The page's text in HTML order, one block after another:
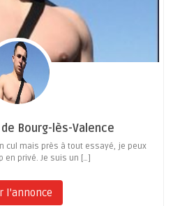
Bourg-lès-Valence
cul mais près à tout essayé, je peux
en privé. Je suis un […]
l'annonce